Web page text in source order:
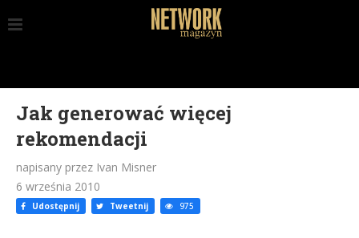
Jak generować więcej
rekomendacji
napisany przez Ivan Misner
6 września 2010
Udostępnij Tweetnij 975